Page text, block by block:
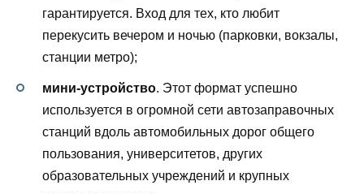
гарантируется. Вход для тех, кто любит
перекусить вечером и ночью (парковки, вокзалы,
станции метро);
мини-устройство. Этот формат успешно
используется в огромной сети автозаправочных
станций вдоль автомобильных дорог общего
пользования, университетов, других
образовательных учреждений и крупных